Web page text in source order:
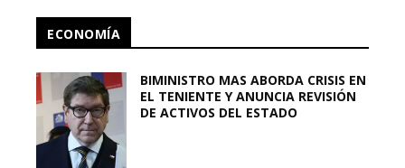
ECONOMÍA
BIMINISTRO MAS ABORDA CRISIS EN
EL TENIENTE Y ANUNCIA REVISIÓN
DE ACTIVOS DEL ESTADO